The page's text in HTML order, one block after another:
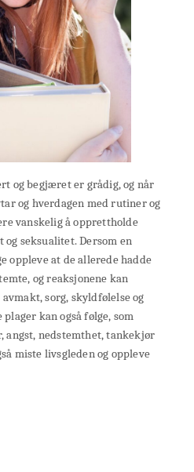
og begjæret er grådig, og når
og hverdagen med rutiner og
vanskelig å opprettholde
seksualitet. Dersom en
oppleve at de allerede hadde
og reaksjonene kan
sorg, skyldfølelse og
kan også følge, som
angst, nedstemthet, tankekjør
miste livsgleden og oppleve